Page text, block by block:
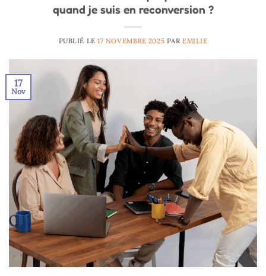
quand je suis en reconversion ?
PUBLIÉ LE17 NOVEMBRE 2025 PAR EMILIE
17
Nov